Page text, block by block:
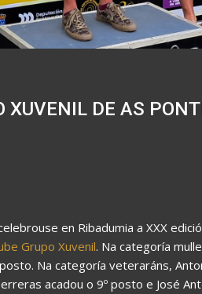
XUVENIL DE AS
en Ribadumia a XXX
Grupo Xuvenil. Na categoría
Na categoría veteraráns,
acadou o 9º posto e José